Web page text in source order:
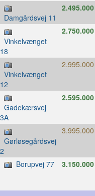
Damgårdsvej 11
2.495.000
Vinkelvænget
18
2.750.000
Vinkelvænget
12
2.995.000
Gadekærsvej
3A
2.595.000
Gørløsegårdsvej
2
3.995.000
Borupvej 77
3.150.000